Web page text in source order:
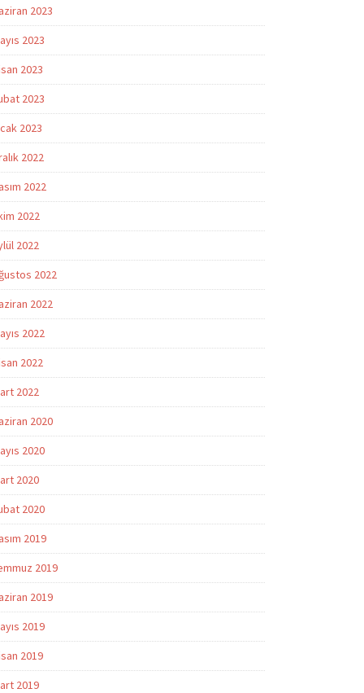
2023
2023
2023
2023
2023
2022
2022
2022
2022
2022
2022
2022
2022
2022
2020
2020
2020
2020
2019
2019
2019
2019
2019
2019